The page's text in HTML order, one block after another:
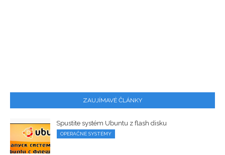
ZAUJÍMAVÉ ČLÁNKY
Spustite systém Ubuntu z flash disku
OPERAČNÉ SYSTÉMY